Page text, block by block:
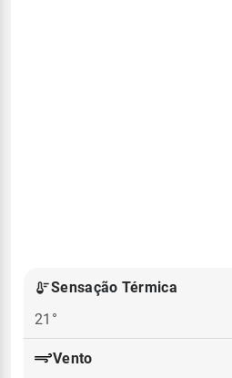
Sensação Térmica
21°
Vento